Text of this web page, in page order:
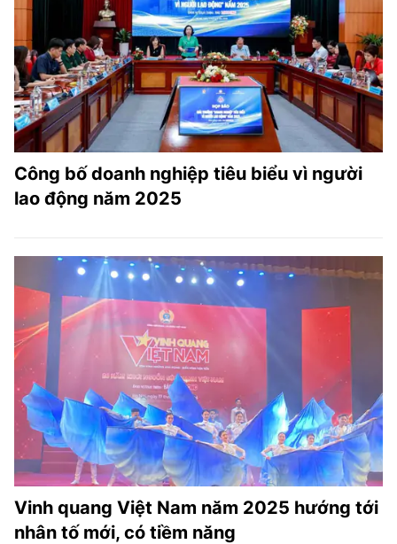
TRA CỨU PHƯỜNG XÃ
CỐNG HIẾN
BÙI XUÂN PHÁI
TIỆN ÍCH
LIÊN HỆ QUẢNG CÁO
Điện thoại: 024.38254756
MẠNG XÃ HỘI
Công bố doanh nghiệp tiêu biểu vì người
lao động năm 2025
Vinh quang Việt Nam năm 2025 hướng tới
nhân tố mới, có tiềm năng